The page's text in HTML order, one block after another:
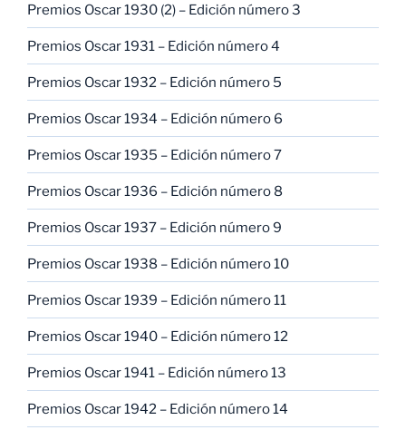
Premios Oscar 1930 (2) – Edición número 3
Premios Oscar 1931 – Edición número 4
Premios Oscar 1932 – Edición número 5
Premios Oscar 1934 – Edición número 6
Premios Oscar 1935 – Edición número 7
Premios Oscar 1936 – Edición número 8
Premios Oscar 1937 – Edición número 9
Premios Oscar 1938 – Edición número 10
Premios Oscar 1939 – Edición número 11
Premios Oscar 1940 – Edición número 12
Premios Oscar 1941 – Edición número 13
Premios Oscar 1942 – Edición número 14